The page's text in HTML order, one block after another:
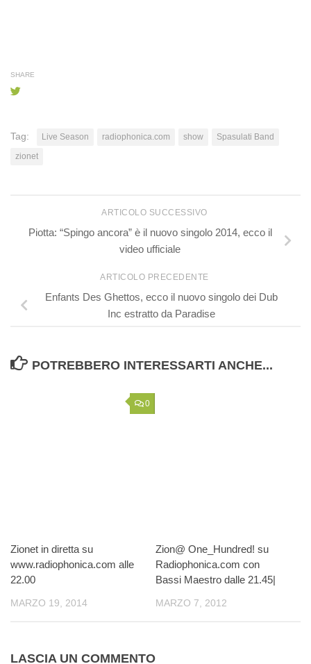
SHARE
Tag: Live Season radiophonica.com show
Spasulati Band
zionet
ARTICOLO SUCCESSIVO
Piotta: “Spingo ancora” è il nuovo singolo 2014, ecco il
video ufficiale
ARTICOLO PRECEDENTE
Enfants Des Ghettos, ecco il nuovo singolo dei Dub
Inc estratto da Paradise
POTREBBERO INTERESSARTI ANCHE...
0
Zionet in diretta su
www.radiophonica.com alle
22.00
MARZO 19, 2014
Zion@ One_Hundred! su
Radiophonica.com con
Bassi Maestro dalle 21.45|
MARZO 7, 2012
LASCIA UN COMMENTO